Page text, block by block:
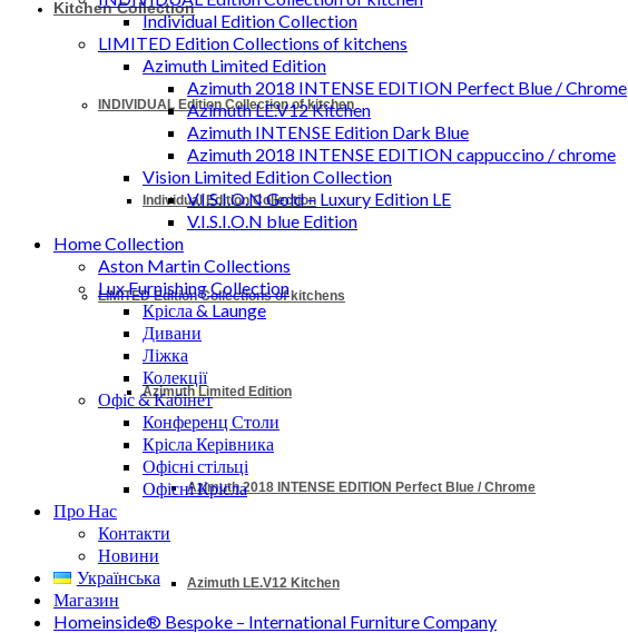
Kitchen Collection
INDIVIDUAL Edition Collection of kitchen
Individual Edition Collection
LIMITED Edition Collections of kitchens
Azimuth Limited Edition
Azimuth 2018 INTENSE EDITION Perfect Blue / Chrome
Azimuth LE.V12 Kitchen
Individual Edition Collection
LIMITED Edition Collections of kitchens
Azimuth Limited Edition
Azimuth 2018 INTENSE EDITION Perfect Blue / Chrome
Azimuth LE.V12 Kitchen
Azimuth INTENSE Edition Dark Blue
Azimuth 2018 INTENSE EDITION cappuccino / chrome
Vision Limited Edition Collection
V.I.S.I.O.N Gold – Luxury Edition LE
V.I.S.I.O.N blue Edition
Home Collection
Aston Martin Collections
Lux Furnishing Collection
Крісла & Launge
Дивани
Ліжка
Колекції
Офіс & Кабінет
Конференц Столи
Крісла Керівника
Офісні стільці
Офісні Крісла
Про Нас
Контакти
Новини
Українська
Магазин
Homeinside® Bespoke – International Furniture Company